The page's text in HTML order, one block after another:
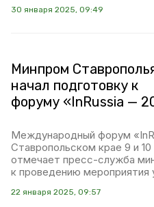
30 января 2025, 09:49
Минпром
начал подготовку к
форуму «InRussia —
Международный форум
Ставропольском крае 9 и
отмечает пресс-служба
к проведению мероприятия
22 января 2025, 09:57